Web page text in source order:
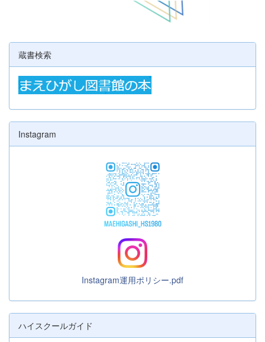
蔵書検索
Instagram
Instagram運用ポリシー.pdf
ハイスクールガイド